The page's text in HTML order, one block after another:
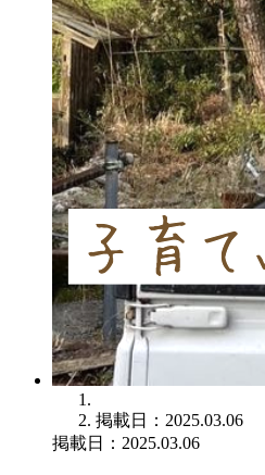
掲載日：2025.03.06
掲載日：2025.03.06